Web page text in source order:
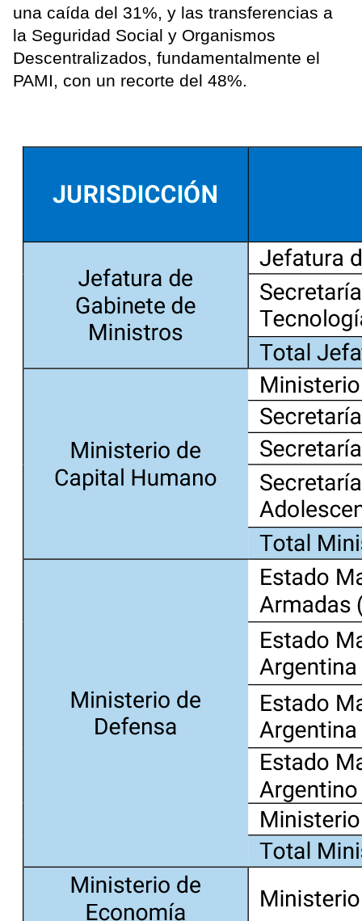
una caída del 31%, y las transferencias a
la Seguridad Social y Organismos
Descentralizados, fundamentalmente el
PAMI, con un recorte del 48%.